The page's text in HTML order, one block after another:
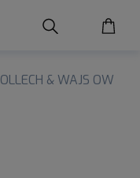
OLLECH & WAJS OW